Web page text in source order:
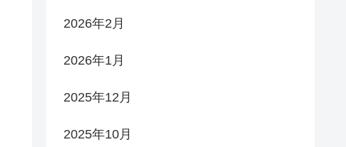
2026年2月
2026年1月
2025年12月
2025年10月